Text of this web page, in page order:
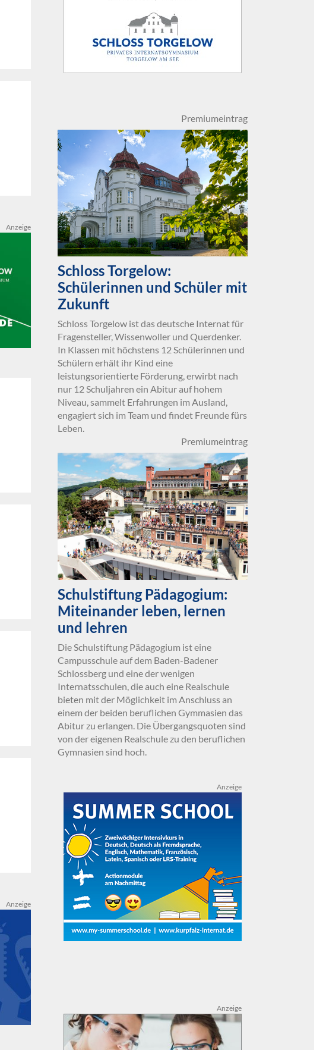
Anzeige
Anzeige
Premiumeintrag
Schloss Torgelow:
Schülerinnen und Schüler mit
Zukunft
Schloss Torgelow ist das deutsche Internat für
Fragensteller, Wissenwoller und Querdenker.
In Klassen mit höchstens 12 Schülerinnen und
Schülern erhält ihr Kind eine
leistungsorientierte Förderung, erwirbt nach
nur 12 Schuljahren ein Abitur auf hohem
Niveau, sammelt Erfahrungen im Ausland,
engagiert sich im Team und findet Freunde fürs
Leben.
Premiumeintrag
Schulstiftung Pädagogium:
Miteinander leben, lernen
und lehren
Die Schulstiftung Pädagogium ist eine
Campusschule auf dem Baden-Badener
Schlossberg und eine der wenigen
Internatsschulen, die auch eine Realschule
bieten mit der Möglichkeit im Anschluss an
einem der beiden beruflichen Gymmasien das
Abitur zu erlangen. Die Übergangsquoten sind
von der eigenen Realschule zu den beruflichen
Gymnasien sind hoch.
Anzeige
Anzeige